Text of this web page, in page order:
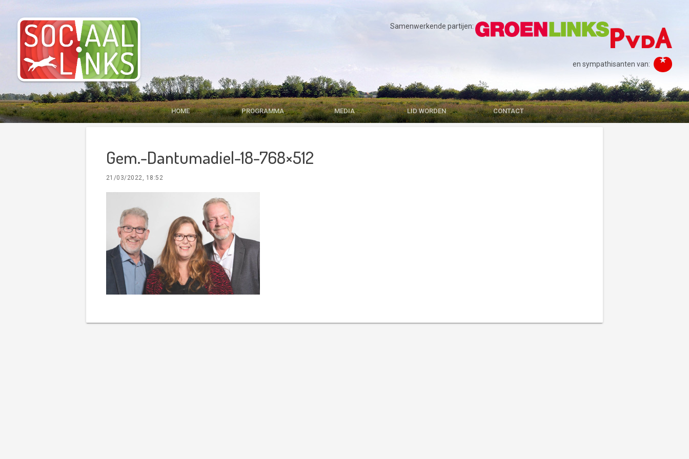
Samenwerkende partijen:
en sympathisanten van:
HOME PROGRAMMA MEDIA LID WORDEN CONTACT
Gem.-Dantumadiel-18-768×512
21/03/2022, 18:52